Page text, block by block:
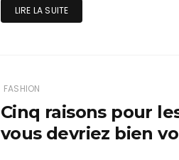
LIRE LA SUITE
FASHION
Cinq raisons pour
vous devriez bien